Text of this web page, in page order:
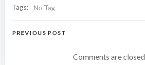
Tags:
No Tag
Navigation
PREVIOUS POST
Comments are closed